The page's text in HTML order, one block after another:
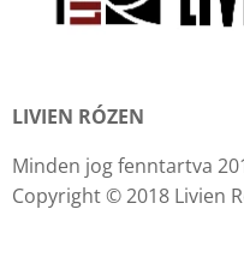
LIVIEN RÓZEN
Minden jog fenntartva
Copyright © 2018 Livien